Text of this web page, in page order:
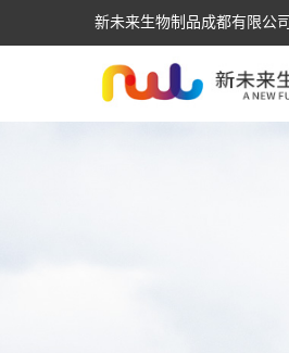
新未来生物制品成都有限公司